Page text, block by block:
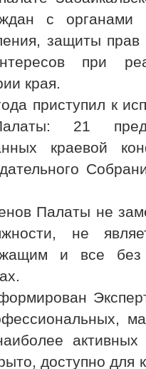
с органами
защиты
при
края.
к
21
краевой
Палаты не
не
и все
доступно для